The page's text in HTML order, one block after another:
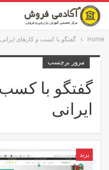
Home گفتگو با کسب و کارهای ایرانی
مرور برچسب
گفتگو با
ایرانی
برند